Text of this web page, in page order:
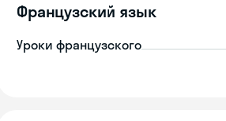
Французский язык
Уроки французского